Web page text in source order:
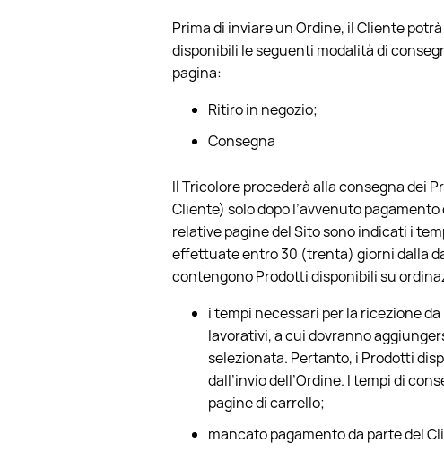
Prima di inviare un Ordine, il Cliente
disponibili le seguenti modalità di
pagina:
Ritiro in negozio;
Consegna
Il Tricolore procederà alla consegna dei
Cliente) solo dopo l’avvenuto
relative pagine del Sito sono indicati i
effettuate entro 30 (trenta) giorni dalla
contengono Prodotti disponibili su
i tempi necessari per la ricezione
lavorativi, a cui dovranno
selezionata. Pertanto, i Prodotti
dall’invio dell’Ordine. I tempi di
pagine di carrello;
mancato pagamento da parte del